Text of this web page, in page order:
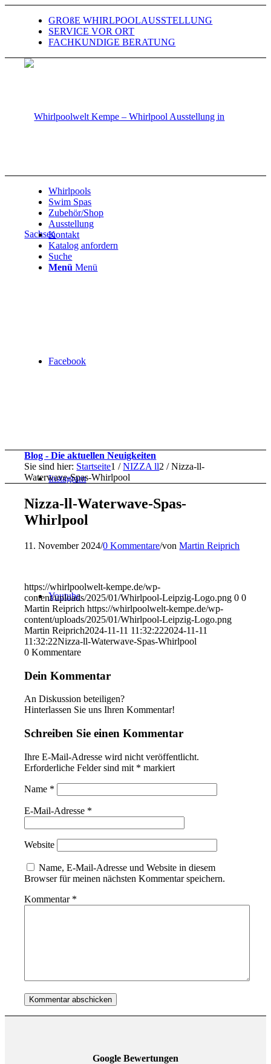
GROßE WHIRLPOOLAUSSTELLUNG
SERVICE VOR ORT
FACHKUNDIGE BERATUNG
Facebook
Instagram
Youtube
Whirlpools
Swim Spas
Zubehör/Shop
Ausstellung
Kontakt
Katalog anfordern
Suche
Menü Menü
Blog - Die aktuellen Neuigkeiten
Sie sind hier: Startseite1 / NIZZA ll2 / Nizza-ll-
Waterwave-Spas-Whirlpool
Nizza-ll-Waterwave-Spas-
Whirlpool
11. November 2024/0 Kommentare/vonMartin Reiprich
https://whirlpoolwelt-kempe.de/wp-
content/uploads/2025/01/Whirlpool-Leipzig-Logo.png 0 0
Martin Reiprich https://whirlpoolwelt-kempe.de/wp-
content/uploads/2025/01/Whirlpool-Leipzig-Logo.png
Martin Reiprich2024-11-11 11:32:222024-11-11
11:32:22Nizza-ll-Waterwave-Spas-Whirlpool
0 Kommentare
Dein Kommentar
An Diskussion beteiligen?
Hinterlassen Sie uns Ihren Kommentar!
Schreiben Sie einen Kommentar
Ihre E-Mail-Adresse wird nicht veröffentlicht.
Erforderliche Felder sind mit * markiert
Name *
E-Mail-Adresse *
Website
Name, E-Mail-Adresse und Website in diesem
Browser für meinen nächsten Kommentar speichern.
Kommentar *
Google Bewertungen